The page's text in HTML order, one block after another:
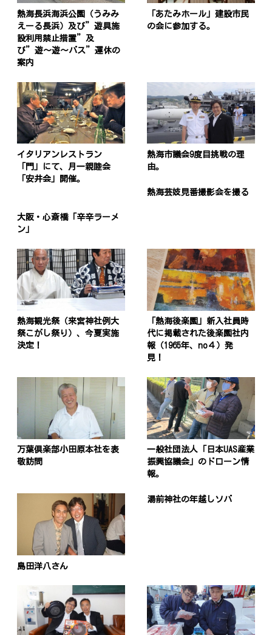
熱海長浜海浜公園（うみみ
えーる長浜）及び”遊具施
設利用禁止措置”及
び”遊〜遊〜バス”運休の
案内
「あたみホール」建設市民
の会に参加する。
イタリアンレストラン
「門」にて、月一親睦会
「安井会」開催。
熱海市議会9度目挑戦の理
由。
熱海芸妓見番撮影会を撮る
大阪・心斎橋「辛辛ラーメ
ン」
熱海観光祭（来宮神社例大
祭こがし祭り）、今夏実施
決定！
「熱海後楽園」新入社員時
代に掲載された後楽園社内
報（1965年、no４）発
見！
万葉倶楽部小田原本社を表
敬訪問
一般社団法人「日本UAS産業
振興協議会」のドローン情
報。
島田洋八さん
湯前神社の年越しソバ